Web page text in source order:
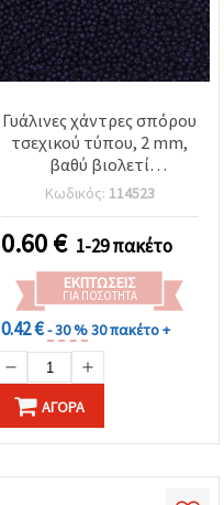
Γυάλινες χάντρες σπόρου
τσεχικού τύπου, 2 mm,
βαθύ βιολετί
(αδιαφανείς), 15 g (~2050
τεμ.)
Κωδικός: 114523
0.60€ 1-29 πακέτο
ΕΚΠΤΏΣΕΙΣ
ΓΙΑ ΠΟΣΌΤΗΤΑ
0.42 €- 30 %30 πακέτο +
ΑΓΟΡΆ